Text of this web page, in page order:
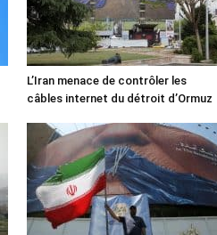
L’Iran menace de contrôler les
câbles internet du détroit d’Ormuz